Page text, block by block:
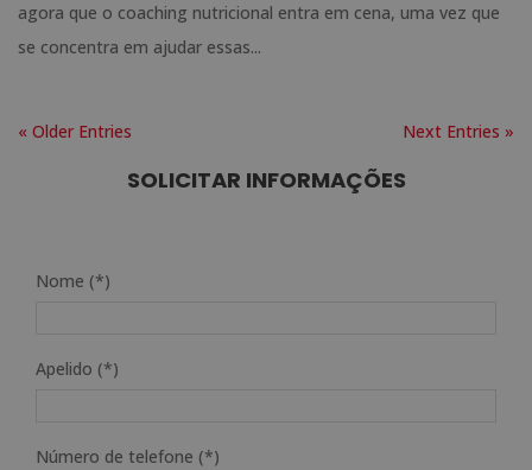
agora que o coaching nutricional entra em cena, uma vez que
se concentra em ajudar essas...
« Older Entries Next Entries »
SOLICITAR INFORMAÇÕES
Nome (*)
Apelido (*)
Número de telefone (*)